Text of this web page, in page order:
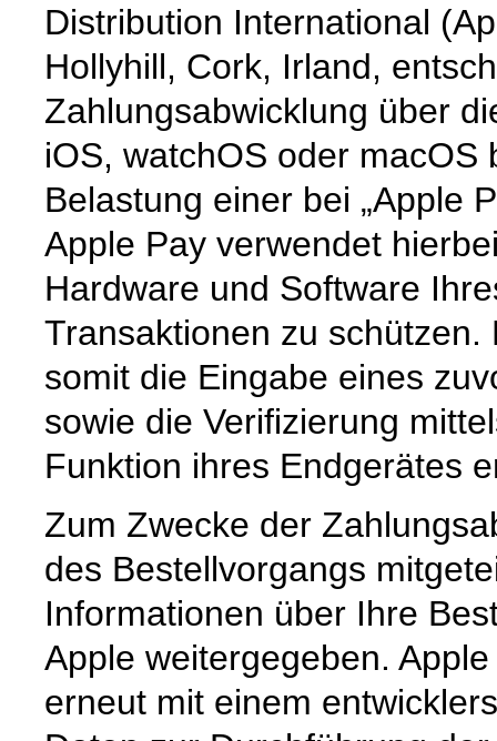
Distribution International
Hollyhill, Cork, Irland,
Zahlungsabwicklung über
iOS, watchOS oder
Belastung einer bei „Apple
Apple Pay verwendet
Hardware und Software
Transaktionen zu
somit die Eingabe eines
sowie die Verifizierung
Funktion ihres Endgerätes
Zum Zwecke der
des Bestellvorgangs
Informationen über Ihre
Apple weitergegeben.
erneut mit einem